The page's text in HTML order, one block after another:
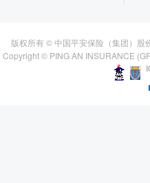
版权所有 © 中国平安保险（集团）股
Copyright © PING AN INSURANCE